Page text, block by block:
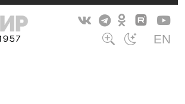
EN